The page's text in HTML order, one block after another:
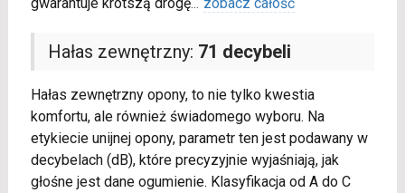
Hałas zewnętrzny: 71 decybeli
Hałas zewnętrzny opony, to nie tylko kwestia
komfortu, ale również świadomego wyboru. Na
etykiecie unijnej opony, parametr ten jest podawany w
decybelach (dB), które precyzyjnie wyjaśniają, jak
głośne jest dane ogumienie. Klasyfikacja od A do C